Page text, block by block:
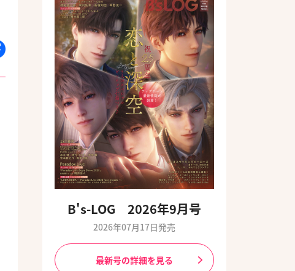
B's-LOG 2026年9月号
2026年07月17日発売
最新号の詳細を見る